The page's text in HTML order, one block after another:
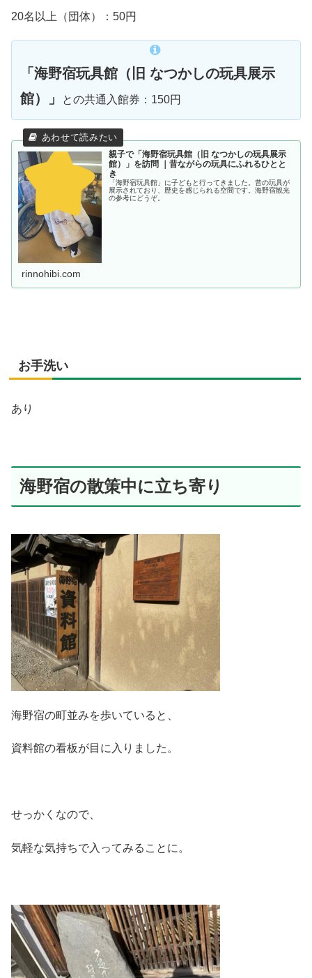
20名以上（団体）：50円
「海野宿玩具館（旧 なつかしの玩具展示
館）」
との共通入館券：150円
親子で「海野宿玩具館（旧 なつかしの玩具展示
館）」を訪問 ｜昔ながらの玩具にふれるひとと
き
「海野宿玩具館」に子どもと行ってきました。昔の玩具が
展示されており、歴史を感じられる空間です。海野宿観光
の参考にどうぞ。
rinnohibi.com
お手洗い
あり
海野宿の散策中に立ち寄り
海野宿の町並みを歩いていると、
資料館の看板が目に入りました。
せっかくなので、
気軽な気持ちで入ってみることに。